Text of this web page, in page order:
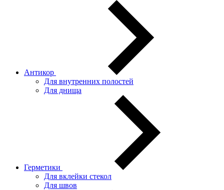
Антикор
Для внутренних полостей
Для днища
Герметики
Для вклейки стекол
Для швов